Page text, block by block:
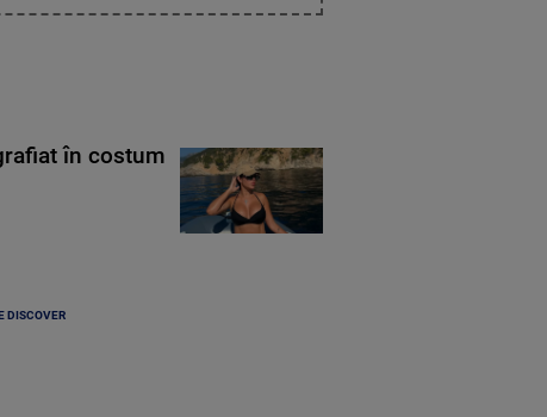
în costum
DISCOVER